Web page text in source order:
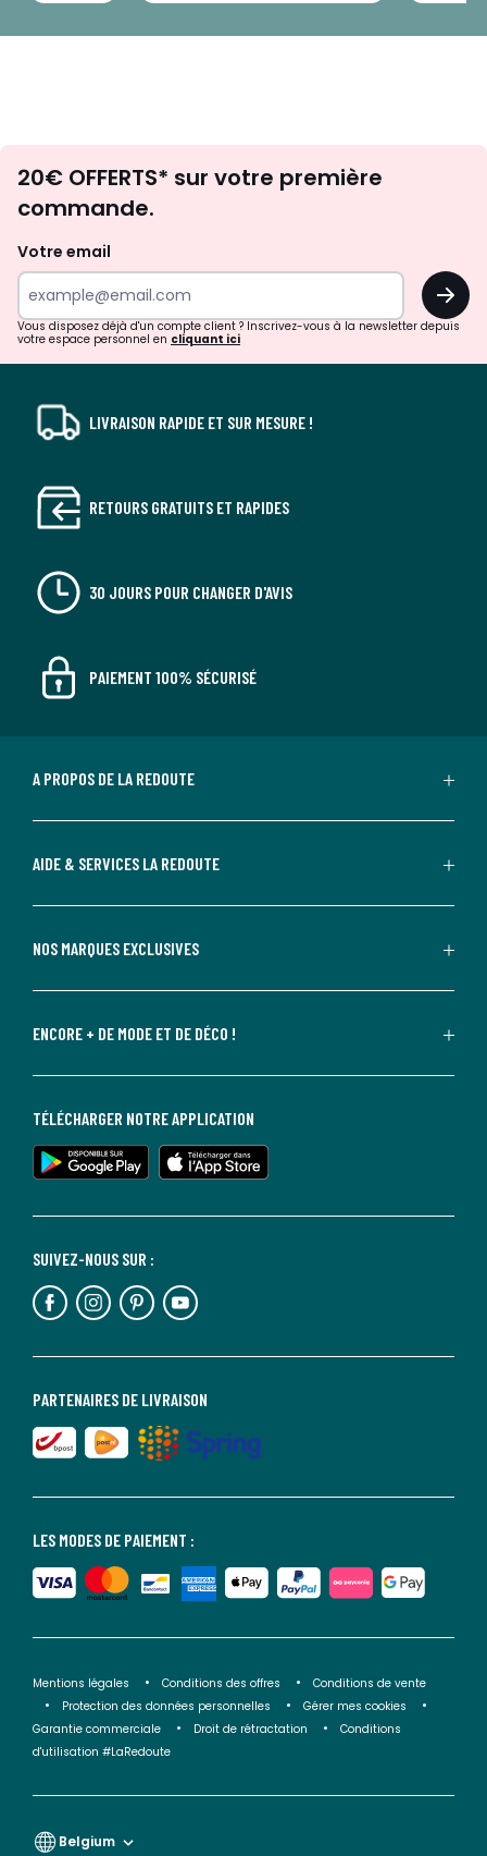
d'inspirations
surprises?
20€ OFFERTS* sur votre première
commande.
Votre email
OK
Vous disposez déjà d'un compte client ? Inscrivez-vous à la newsletter depuis
votre espace personnel en cliquant ici
LIVRAISON RAPIDE ET SUR MESURE !
RETOURS GRATUITS ET RAPIDES
30 JOURS POUR CHANGER D'AVIS
PAIEMENT 100% SÉCURISÉ
A PROPOS DE LA REDOUTE
AIDE & SERVICES LA REDOUTE
NOS MARQUES EXCLUSIVES
ENCORE + DE MODE ET DE DÉCO !
LES MODES DE PAIEMENT :
PARTENAIRES DE LIVRAISON
SUIVEZ-NOUS SUR :
TÉLÉCHARGER NOTRE APPLICATION
Mentions légales Conditions des offres
Conditions de vente
Protection des données personnelles
Gérer mes cookies
Garantie commerciale
Droit de rétractation
Conditions
d'utilisation #LaRedoute
Belgium